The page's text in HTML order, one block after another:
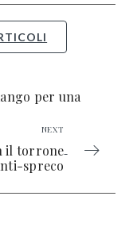
per una
NEXT
il torrone
spreco